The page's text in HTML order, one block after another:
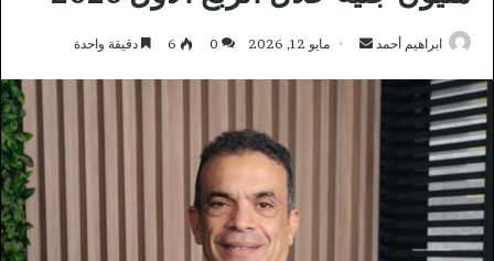
ابراهيم أحمد
أرسل مايو 12, 2026 0
6 دقيقة واحدة